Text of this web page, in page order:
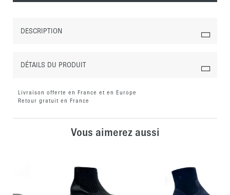
DESCRIPTION
DÉTAILS DU PRODUIT
Livraison offerte en France et en Europe
Retour gratuit en France
Vous aimerez aussi